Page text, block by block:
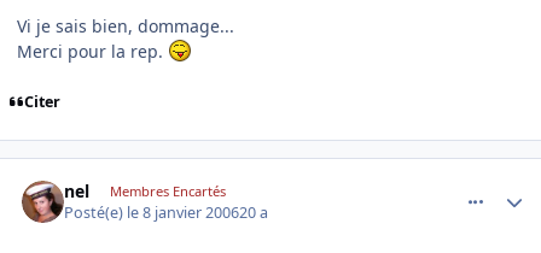
Vi je sais bien, dommage...
Merci pour la rep.
Citer
nel Membres Encartés
Posté(e) le 8 janvier 200620 a